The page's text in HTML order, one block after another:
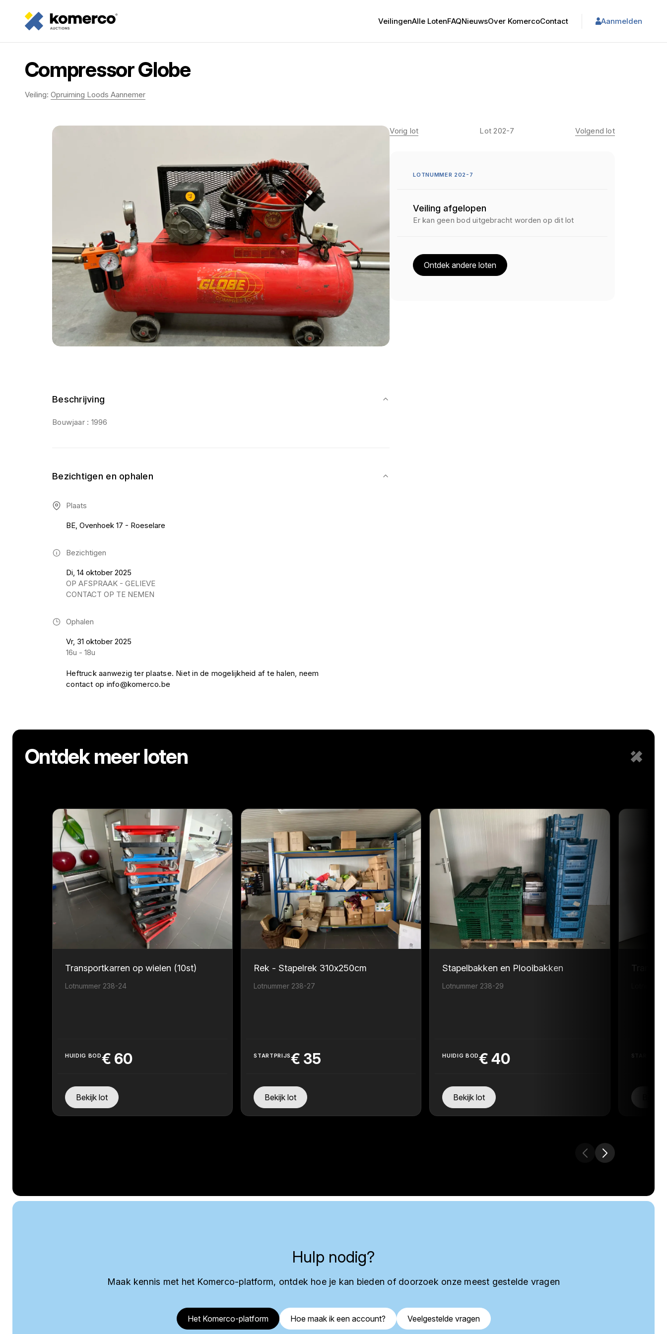
VeilingenAlle LotenFAQNieuwsOver KomercoContact Aanmelden
Compressor Globe
Veiling: Opruiming Loods Aannemer
Beschrijving
Bouwjaar : 1996
Bezichtigen en ophalen
Plaats
BE, Ovenhoek 17 - Roeselare
Bezichtigen
Di, 14 oktober 2025
OP AFSPRAAK - GELIEVE
CONTACT OP TE NEMEN
Ophalen
Vr, 31 oktober 2025
16u - 18u
Heftruck aanwezig ter plaatse. Niet in de mogelijkheid af te halen, neem
contact op info@komerco.be
Vorig lot Lot 202-7 Volgend lot
LOTNUMMER 202-7
Veiling afgelopen
Er kan geen bod uitgebracht worden op dit lot
Ontdek andere loten
Ontdek meer loten
Transportkarren op wielen (10st)
Lotnummer 238-24
HUIDIG BOD€ 60
Bekijk lot
Rek - Stapelrek 310x250cm
Lotnummer 238-27
STARTPRIJS€ 35
Bekijk lot
Stapelbakken en Plooibakken
Lotnummer 238-29
HUIDIG BOD€40
Bekijk lot
Hulp nodig?
Maak kennis met het Komerco-platform, ontdek hoe je kan bieden of doorzoek onze meest gestelde vragen
Het Komerco-platform Hoe maak ik een account? Veelgestelde vragen